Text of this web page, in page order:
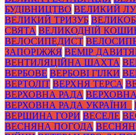
БУДІВНИЦТВО ВЕЛИКИЙ
ВЕЛИКИЙ ТРИЗУБ
СВЯТА ВЕЛИКОДНІЙ
ВЕЛОСИПЕДИСТ
ЗАПОРІЖЖЯ ВЕМІР
ВЕНТИЛЯЦІЙНА ШАХТА
ВЕРБОВЕ ВЕРБОВІ ГІЛКИ
ВЕРТОЛІТ ВЕРХНЯ ТЕРСА
ВЕРХОВНА РАДА
ВЕРХОВНА РАДА УКРАЇНИ_
ВЕРШИНА ГОРИ ВЕСЕЛЕ
ВЕСНЯНА ПОГОДА